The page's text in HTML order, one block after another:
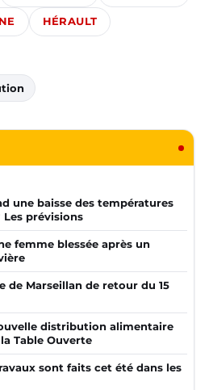
HÉRAULT
une baisse des températures
prévisions
femme blessée après un
de Marseillan de retour du 15
distribution alimentaire
Table Ouverte
sont faits cet été dans les